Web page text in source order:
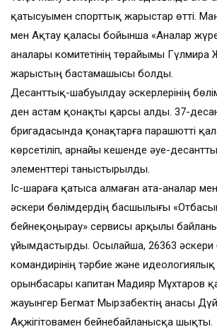
қатысуымен спорттық жарыстар өтті.
мен Ақтау қаласы бойынша «Аналар
аналары комитетінің төрайымы Гүлмира
жарыстың бастамашысы болды.
Десанттық-шабуылдау әскерлерінің
ден астам қонақты қарсы алды. 37-
бригадасында қонақтарға парашютті
көрсетіліп, арнайы кешенде әуе-
элементтері таныстырылды.
Іс-шараға қатыса алмаған ата-аналар
әскери бөлімдердің басшылығы
бейнеқоңырау» сервисы арқылы
ұйымдастырды. Осылайша, 26363 әскери
командирінің тәрбие және
орынбасары капитан Мадияр Мұхтаров
жауынгер Бегмат Мырзабектің анасы
Ақжігітовамен бейнебайланысқа шықты.